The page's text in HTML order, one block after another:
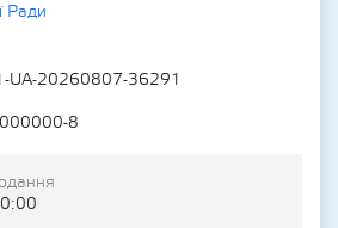
Ради
UA-20260807-36291
8